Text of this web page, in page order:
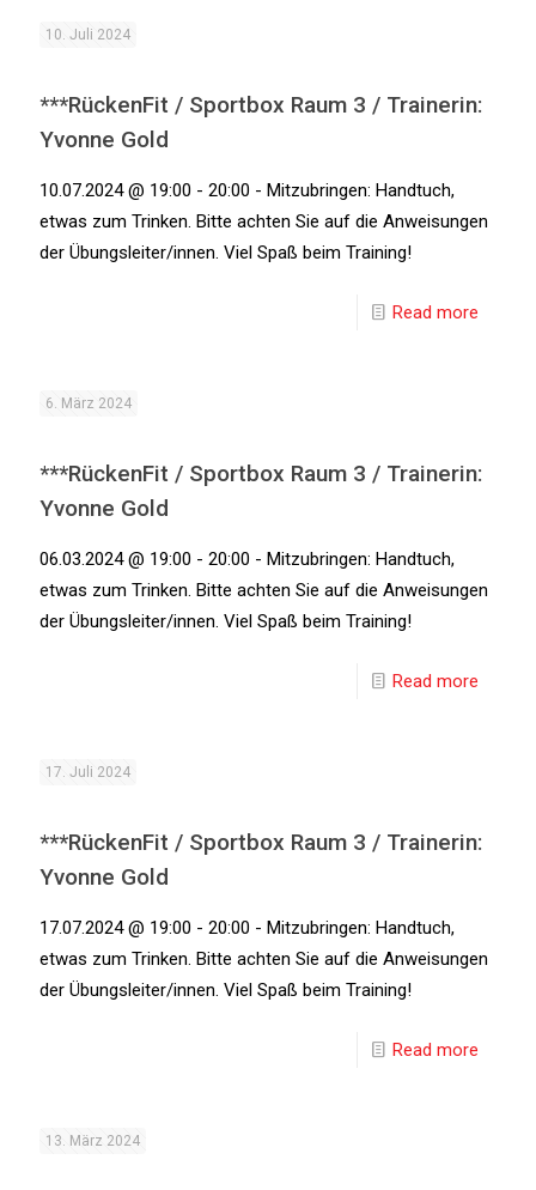
10. Juli 2024
***RückenFit / Sportbox Raum 3 / Trainerin:
Yvonne Gold
10.07.2024 @ 19:00 - 20:00 - Mitzubringen: Handtuch,
etwas zum Trinken. Bitte achten Sie auf die Anweisungen
der Übungsleiter/innen. Viel Spaß beim Training!
Read more
6. März 2024
***RückenFit / Sportbox Raum 3 / Trainerin:
Yvonne Gold
06.03.2024 @ 19:00 - 20:00 - Mitzubringen: Handtuch,
etwas zum Trinken. Bitte achten Sie auf die Anweisungen
der Übungsleiter/innen. Viel Spaß beim Training!
Read more
17. Juli 2024
***RückenFit / Sportbox Raum 3 / Trainerin:
Yvonne Gold
17.07.2024 @ 19:00 - 20:00 - Mitzubringen: Handtuch,
etwas zum Trinken. Bitte achten Sie auf die Anweisungen
der Übungsleiter/innen. Viel Spaß beim Training!
Read more
13. März 2024